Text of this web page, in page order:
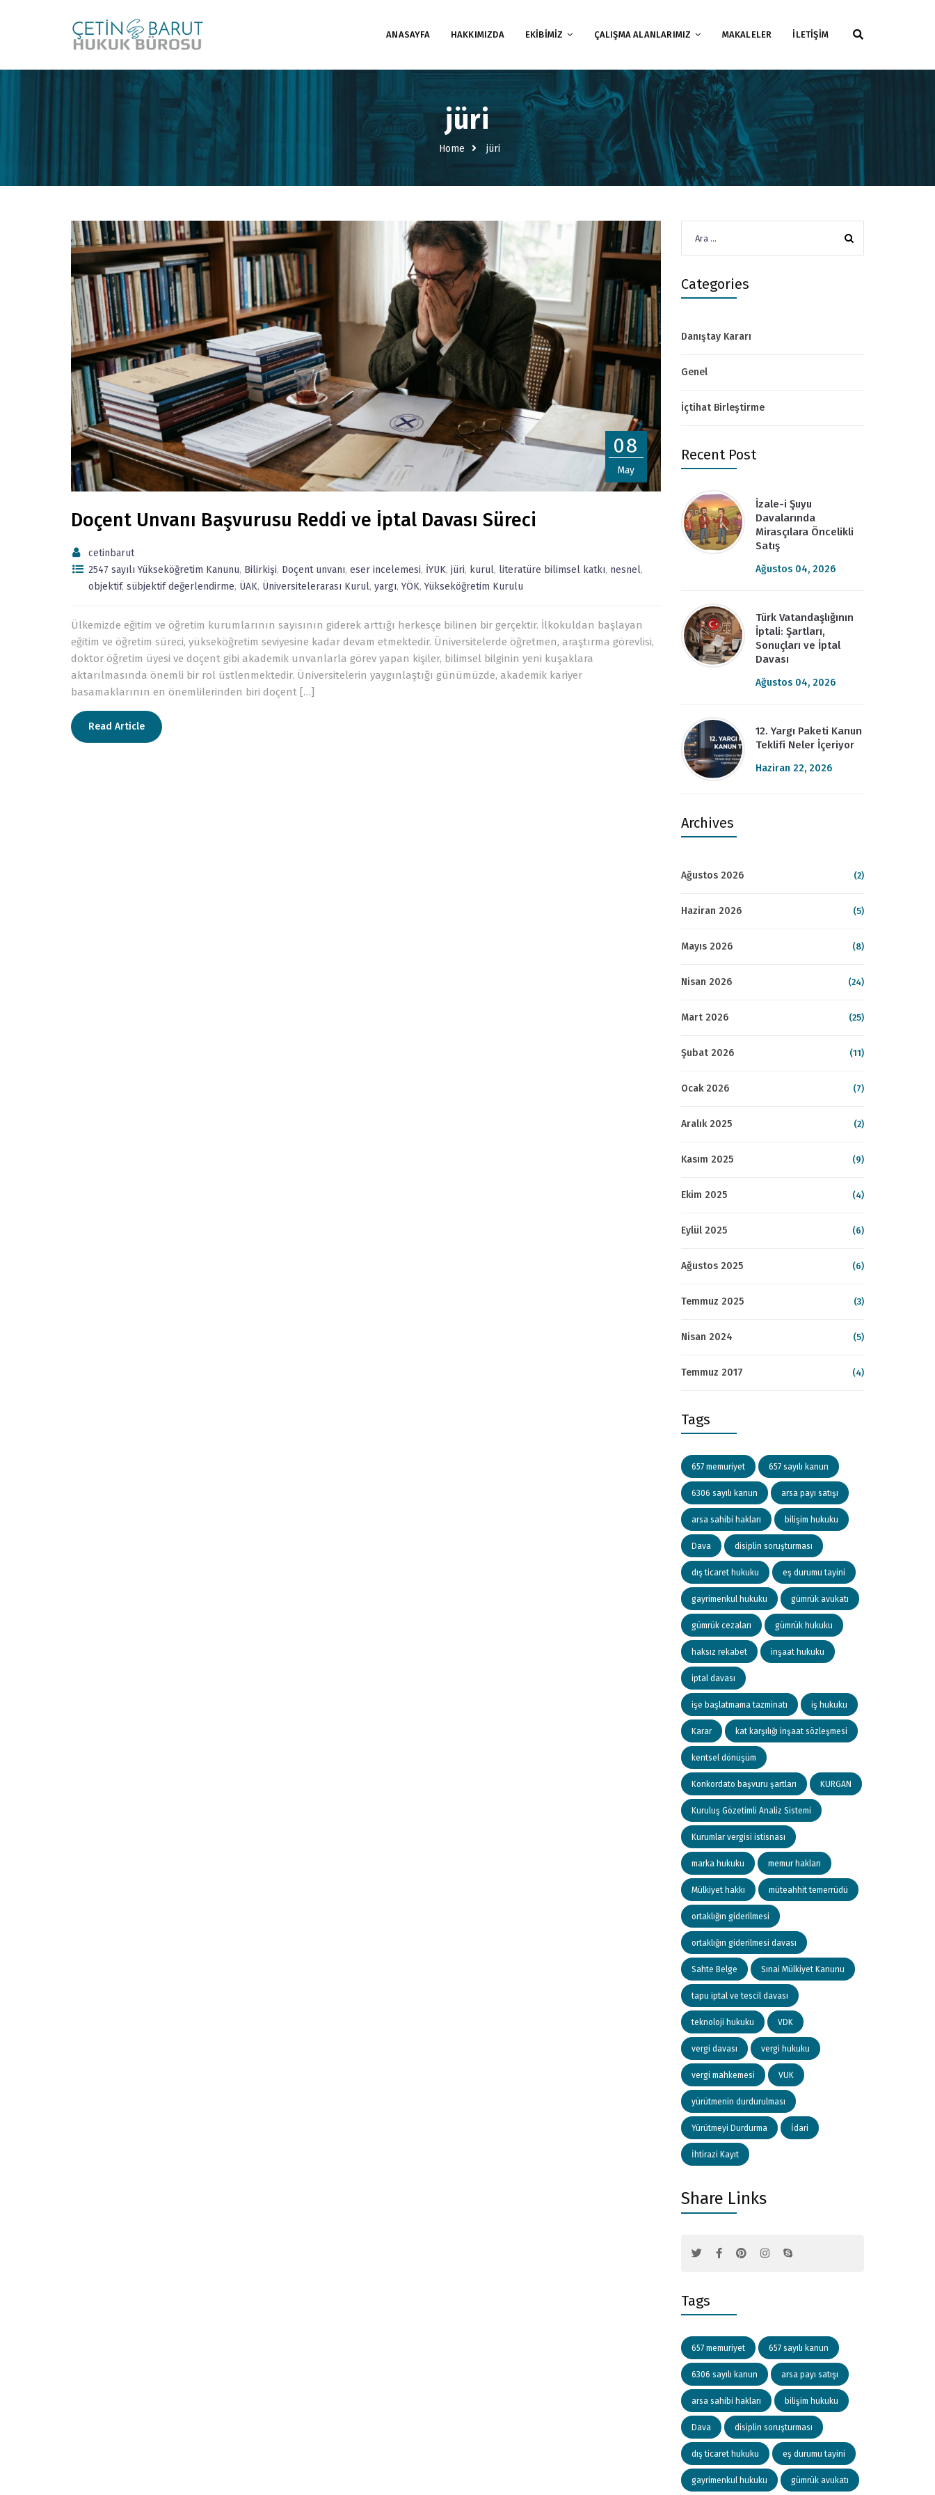
ANASAYFA HAKKIMIZDA EKİBİMİZ ÇALIŞMA ALANLARIMIZ MAKALELER İLETİŞİM
jüri
Home jüri
08
May
Doçent Unvanı Başvurusu Reddi ve İptal Davası Süreci
cetinbarut
2547 sayılı Yükseköğretim Kanunu, Bilirkişi, Doçent unvanı, eser incelemesi, İYUK, jüri, kurul, literatüre bilimsel katkı, nesnel,
objektif, sübjektif değerlendirme, ÜAK, Üniversitelerarası Kurul, yargı,YÖK,Yükseköğretim Kurulu
Ülkemizde eğitim ve öğretim kurumlarının sayısının giderek arttığı herkesçe bilinen bir gerçektir. İlkokuldan başlayan
eğitim ve öğretim süreci, yükseköğretim seviyesine kadar devam etmektedir. Üniversitelerde öğretmen, araştırma görevlisi,
doktor öğretim üyesi ve doçent gibi akademik unvanlarla görev yapan kişiler, bilimsel bilginin yeni kuşaklara
aktarılmasında önemli bir rol üstlenmektedir. Üniversitelerin yaygınlaştığı günümüzde, akademik kariyer
basamaklarının en önemlilerinden biri doçent […]
Read Article
Categories
Danıştay Kararı
Genel
İçtihat Birleştirme
Recent Post
İzale-i Şuyu
Davalarında
Mirasçılara Öncelikli
Satış
Ağustos 04, 2026
Türk Vatandaşlığının
İptali: Şartları,
Sonuçları ve İptal
Davası
Ağustos 04, 2026
12. Yargı Paketi Kanun
Teklifi Neler İçeriyor
Haziran 22, 2026
Archives
Ağustos 2026 (2)
Haziran 2026 (5)
Mayıs 2026 (8)
Nisan 2026 (24)
Mart 2026 (25)
Şubat 2026 (11)
Ocak 2026 (7)
Aralık 2025 (2)
Kasım 2025 (9)
Ekim 2025 (4)
Eylül 2025 (6)
Ağustos 2025 (6)
Temmuz 2025 (3)
Nisan 2024 (5)
Temmuz 2017 (4)
Tags
657 memuriyet 657 sayılı kanun
6306 sayılı kanun arsa payı satışı
arsa sahibi hakları bilişim hukuku
Dava disiplin soruşturması
dış ticaret hukuku eş durumu tayini
gayrimenkul hukuku gümrük avukatı
gümrük cezaları gümrük hukuku
haksız rekabet inşaat hukuku
iptal davası
işe başlatmama tazminatı iş hukuku
Karar kat karşılığı inşaat sözleşmesi
kentsel dönüşüm
Konkordato başvuru şartları KURGAN
Kuruluş Gözetimli Analiz Sistemi
Kurumlar vergisi istisnası
marka hukuku memur hakları
Mülkiyet hakkı müteahhit temerrüdü
ortaklığın giderilmesi
ortaklığın giderilmesi davası
Sahte Belge Sınai Mülkiyet Kanunu
tapu iptal ve tescil davası
teknoloji hukuku VDK
vergi davası vergi hukuku
vergi mahkemesi VUK
yürütmenin durdurulması
Yürütmeyi Durdurma İdari
İhtirazi Kayıt
Share Links
Tags
657 memuriyet 657 sayılı kanun
6306 sayılı kanun arsa payı satışı
arsa sahibi hakları bilişim hukuku
Dava disiplin soruşturması
dış ticaret hukuku eş durumu tayini
gayrimenkul hukuku gümrük avukatı